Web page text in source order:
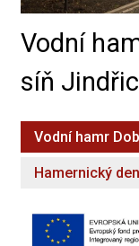
Vodní
síň
Vodní hamr
Hamernický den